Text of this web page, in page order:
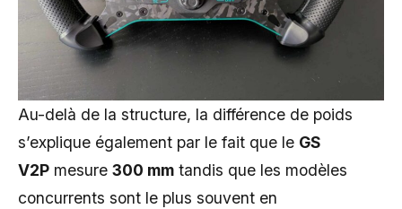
Au-delà de la structure, la différence de poids
s’explique également par le fait que le GS
V2P mesure 300 mm tandis que les modèles
concurrents sont le plus souvent en